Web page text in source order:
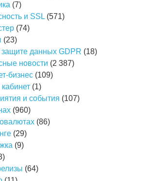
(7)
и SSL (571)
(74)
(23)
защите данных GDPR (18)
новости (2 387)
бизнес (109)
(1)
и события (107)
(960)
(86)
(29)
(9)
(64)